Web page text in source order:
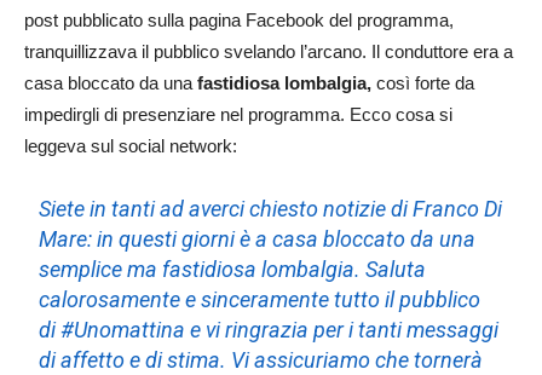
post pubblicato sulla pagina Facebook del programma,
tranquillizzava il pubblico svelando l’arcano. Il conduttore era a
casa bloccato da una fastidiosa lombalgia, così forte da
impedirgli di presenziare nel programma. Ecco cosa si
leggeva sul social network:
Siete in tanti ad averci chiesto notizie di Franco Di
Mare: in questi giorni è a casa bloccato da una
semplice ma fastidiosa lombalgia. Saluta
calorosamente e sinceramente tutto il pubblico
di #Unomattina e vi ringrazia per i tanti messaggi
di affetto e di stima. Vi assicuriamo che tornerà